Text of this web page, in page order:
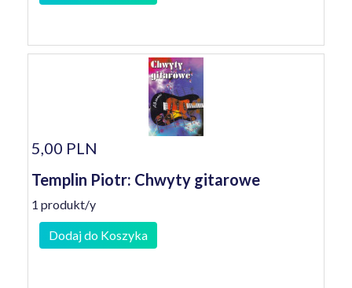
5,00 PLN
Templin Piotr: Chwyty gitarowe
1 produkt/y
Dodaj do Koszyka